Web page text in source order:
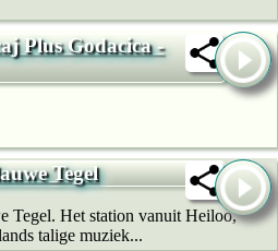
Plus Godacica -
Tegel
Tegel. Het station vanuit Heiloo,
talige muziek...